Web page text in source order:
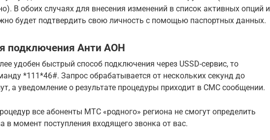
В обоих случаях для внесения изменений в список активных опций и
будет подтвердить свою личность с помощью паспортных данных.
подключения Анти АОН
удобен быстрый способ подключения через USSD-сервис, то
*111*46#. Запрос обрабатывается от нескольких секунд до
а уведомление о результате процедуры приходит в СМС сообщении.
все абоненты МТС «родного» региона не смогут определить
в момент поступления входящего звонка от вас.